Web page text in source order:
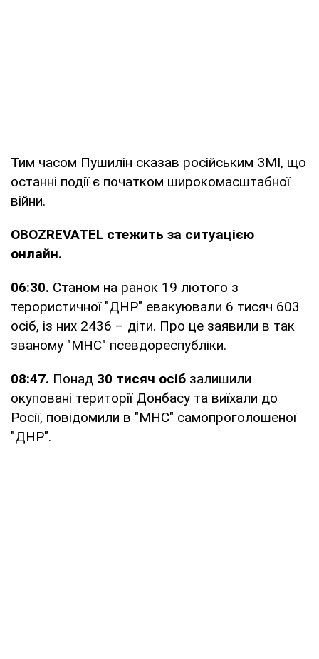
Тим часом Пушилін сказав російським ЗМІ, що
останні події є початком широкомасштабної
війни.
OBOZREVATEL стежить за ситуацією
онлайн.
06:30. Станом на ранок 19 лютого з
терористичної "ДНР" евакуювали 6 тисяч 603
осіб, із них 2436 – діти. Про це заявили в так
званому "МНС" псевдореспубліки.
08:47. Понад 30 тисяч осіб залишили
окуповані території Донбасу та виїхали до
Росії, повідомили в "МНС" самопроголошеної
"ДНР".